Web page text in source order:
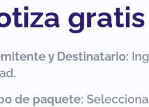
y Destinatario:
de paquete: